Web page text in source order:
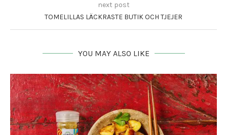
next post
TOMELILLAS LÄCKRASTE BUTIK OCH TJEJER
YOU MAY ALSO LIKE